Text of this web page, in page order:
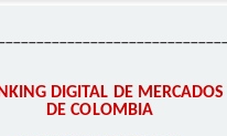
DIGITAL DE MERCADOS
DE COLOMBIA